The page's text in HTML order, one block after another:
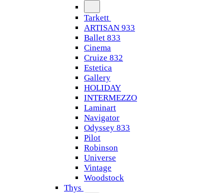
Tarkett
ARTISAN 933
Ballet 833
Cinema
Cruize 832
Estetica
Gallery
HOLIDAY
INTERMEZZO
Laminart
Navigator
Odyssey 833
Pilot
Robinson
Universe
Vintage
Woodstock
Thys